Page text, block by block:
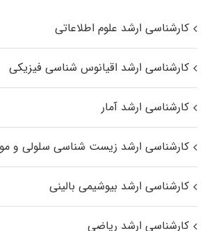
کارشناسی ارشد علوم اطلاعاتی
کارشناسی ارشد اقیانوس‌ شناسی فیزیکی
کارشناسی ارشد آمار
کارشناسی ارشد زیست شناسی سلولی و
کارشناسی ارشد بیوشیمی بالینی
کارشناسی ارشد ریاضی